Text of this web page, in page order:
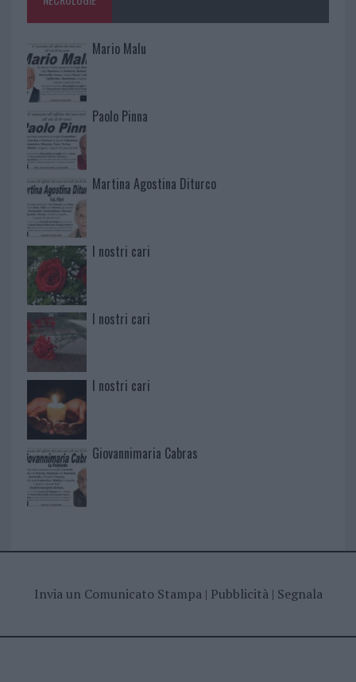
Mario Malu
Paolo Pinna
Martina Agostina Diturco
I nostri cari
I nostri cari
I nostri cari
Giovannimaria Cabras
Invia un Comunicato Stampa| Pubblicità| Segnala